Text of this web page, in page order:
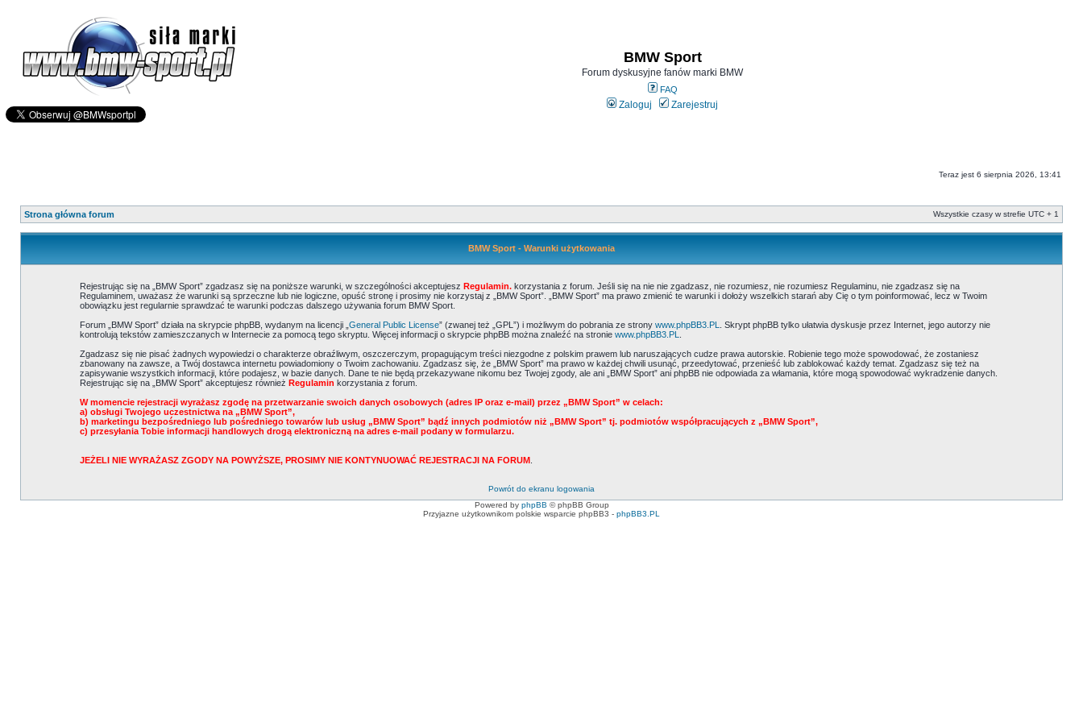
BMW Sport
Forum dyskusyjne fanów marki BMW
FAQ
Zaloguj Zarejestruj
Teraz jest 6 sierpnia 2026, 13:41
Strona główna forum Wszystkie czasy w strefie UTC + 1
BMW Sport - Warunki użytkowania
Rejestrując się na „BMW Sport” zgadzasz się na poniższe warunki, w szczególności akceptujesz Regulamin.korzystania z forum. Jeśli się na nie nie zgadzasz, nie rozumiesz, nie rozumiesz Regulaminu, nie zgadzasz się na
Regulaminem, uważasz że warunki są sprzeczne lub nie logiczne, opuść stronę i prosimy nie korzystaj z „BMW Sport”. „BMW Sport” ma prawo zmienić te warunki i dołoży wszelkich starań aby Cię o tym poinformować, lecz w Twoim
obowiązku jest regularnie sprawdzać te warunki podczas dalszego używania forum BMW Sport.
Forum „BMW Sport” działa na skrypcie phpBB, wydanym na licencji „ General Public License” (zwanej też „GPL”) i możliwym do pobrania ze strony www.phpBB3.PL
. Skrypt phpBB tylko ułatwia dyskusje przez Internet, jego autorzy nie
kontrolują tekstów zamieszczanych w Internecie za pomocą tego skryptu. Więcej informacji o skrypcie phpBB można znaleźć na stronie www.phpBB3.PL
Zgadzasz się nie pisać żadnych wypowiedzi o charakterze obraźliwym, oszczerczym, propagującym treści niezgodne z polskim prawem lub naruszających cudze prawa autorskie. Robienie tego może spowodować, że zostaniesz
zbanowany na zawsze, a Twój dostawca internetu powiadomiony o Twoim zachowaniu. Zgadzasz się, że „BMW Sport” ma prawo w każdej chwili usunąć, przeedytować, przenieść lub zablokować każdy temat. Zgadzasz się też na
zapisywanie wszystkich informacji, które podajesz, w bazie danych. Dane te nie będą przekazywane nikomu bez Twojej zgody, ale ani „BMW Sport” ani phpBB nie odpowiada za włamania, które mogą spowodować wykradzenie danych.
Rejestrując się na „BMW Sport” akceptujesz również Regulamin korzystania z forum.
W momencie rejestracji wyrażasz zgodę na przetwarzanie swoich danych osobowych (adres IP oraz e-mail) przez „BMW Sport” w celach:
a) obsługi Twojego uczestnictwa na „BMW Sport”,
b) marketingu bezpośredniego lub pośredniego towarów lub usług „BMW Sport” bądź innych podmiotów niż „BMW Sport” tj. podmiotów współpracujących z „BMW Sport”,
c) przesyłania Tobie informacji handlowych drogą elektroniczną na adres e-mail podany w formularzu.
JEŻELI NIE WYRAŻASZ ZGODY NA POWYŻSZE, PROSIMY NIE KONTYNUOWAĆ REJESTRACJI NA FORUM.
Powrót do ekranu logowania
Powered by phpBB © phpBB Group
Przyjazne użytkownikom polskie wsparcie phpBB3 - phpBB3.PL